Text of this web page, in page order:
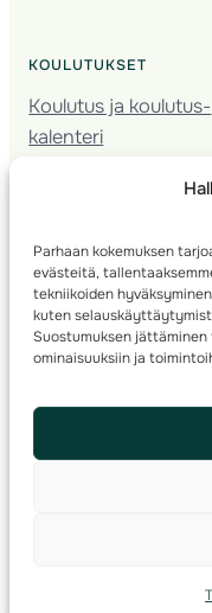
Parhaan kokemuksen
evästeitä,
tekniikoiden
kuten
Suostumuksen
ominaisuuksiin ja
KOULUTUKSET
Koulutus ja koulutus­
kalenteri
Seura­kehittäminen
Kartoitus
Ratamestari
© 2025 ·Suomen
info(a)suunnistusliitto.fi,
Kilpailut ja